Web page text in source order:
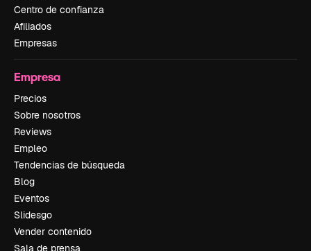
Centro de confianza
Afiliados
Empresas
Empresa
Precios
Sobre nosotros
Reviews
Empleo
Tendencias de búsqueda
Blog
Eventos
Slidesgo
Vender contenido
Sala de prensa